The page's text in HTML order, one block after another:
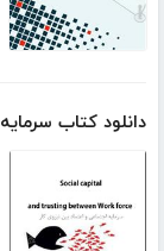
دانلود کتاب